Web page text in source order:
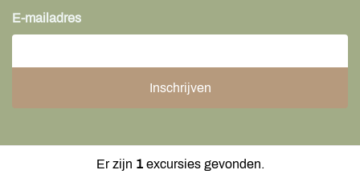
Er zijn 1excursies gevonden.
E-mailadres